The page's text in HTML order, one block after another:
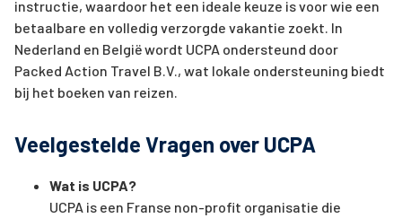
instructie, waardoor het een ideale keuze is voor wie een
betaalbare en volledig verzorgde vakantie zoekt. In
Nederland en België wordt UCPA ondersteund door
Packed Action Travel B.V., wat lokale ondersteuning biedt
bij het boeken van reizen.
Veelgestelde Vragen over UCPA
Wat is UCPA?
UCPA is een Franse non-profit organisatie die